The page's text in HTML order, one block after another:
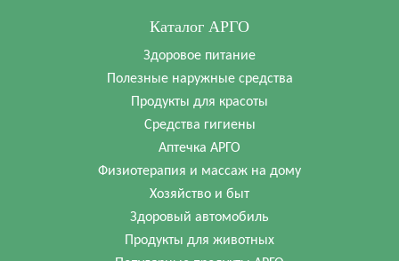
Каталог АРГО
Здоровое питание
Полезные наружные средства
Продукты для красоты
Средства гигиены
Аптечка АРГО
Физиотерапия и массаж на дому
Хозяйство и быт
Здоровый автомобиль
Продукты для животных